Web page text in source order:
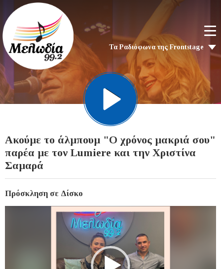
Τα Ραδιόφωνα της Frontstage
Ακούμε το άλμπουμ "Ο χρόνος μακριά σου"
παρέα με τον Lumiere και την Χριστίνα
Σαμαρά
Πρόσκληση σε Δίσκο